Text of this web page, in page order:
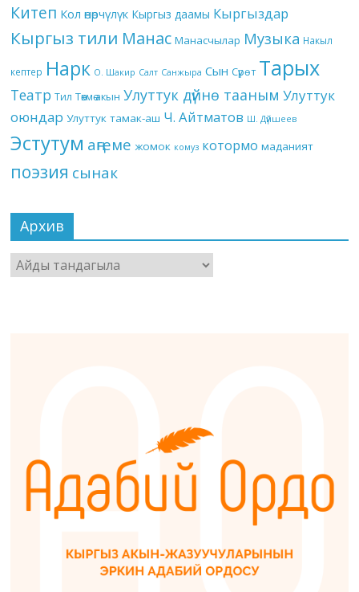
Китеп Кол өнөрчүлүк Кыргыз даамы Кыргыздар
Кыргыз тили Манас Манасчылар Музыка Накыл
кептер Нарк О. Шакир Салт Санжыра Сын Сүрөт Тарых
Театр Тил Төкмө акын Улуттук дүйнө тааным Улуттук
оюндар Улуттук тамак-аш Ч. Айтматов Ш. Дүйшеев
Эстутум аңгеме жомок комуз котормо маданият
поэзия сынак
Архив
Архив